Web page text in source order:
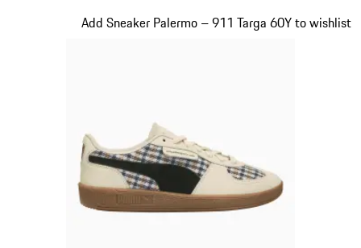
Add Sneaker Palermo – 911 Targa 60Y to wishlist
Diapositiva 20 di 20